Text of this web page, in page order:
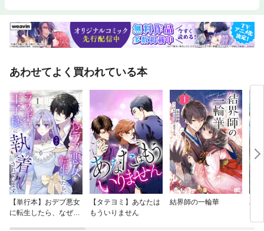
あわせてよく買われている本
【単行本】おデブ悪女
に転生したら、なぜか
【タテヨミ】あなたは
もういりません
結界師の一輪華
バ
今